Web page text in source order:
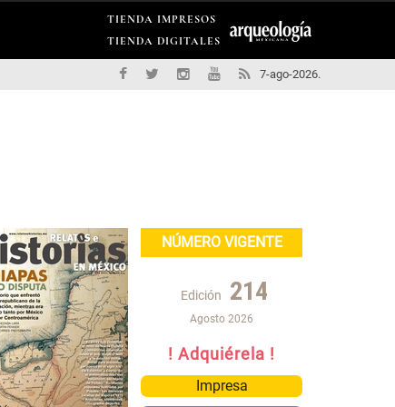
TIENDA IMPRESOS
TIENDA DIGITALES
7-ago-2026.
NÚMERO VIGENTE
Edición 214
Agosto 2026
! Adquiérela !
Impresa